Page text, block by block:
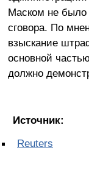
Маском не было
сговора. По
взыскание
основной
должно
Источник:
Reuters